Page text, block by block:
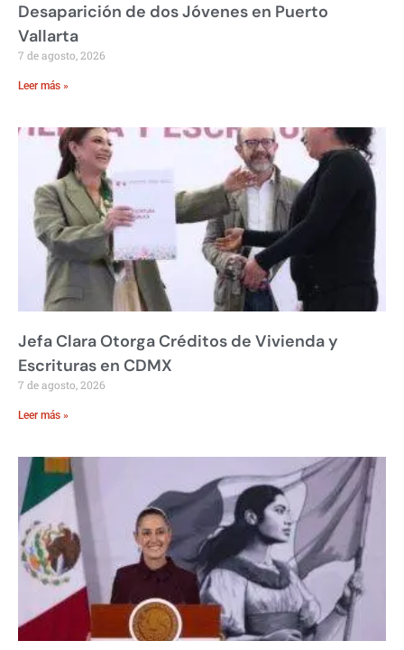
Desaparición de dos Jóvenes en Puerto
Vallarta
7 de agosto, 2026
Leer más »
Jefa Clara Otorga Créditos de Vivienda y
Escrituras en CDMX
7 de agosto, 2026
Leer más »